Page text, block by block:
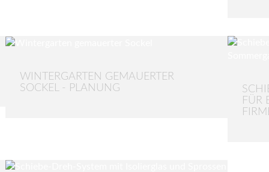
WINTERGARTEN GEMAUERTER
SOCKEL - PLANUNG
ÜR